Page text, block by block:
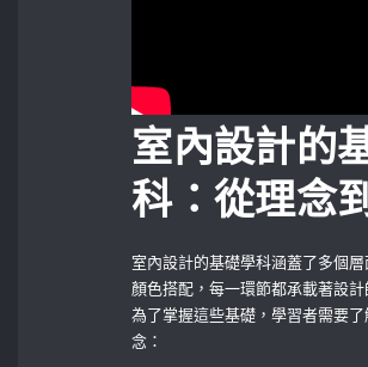
室內設計的
科：從理念
室內設計的基礎學科涵蓋了多個
顏色搭配，每一環節都承載著設計
為了掌握這些基礎，學習者需要
念：